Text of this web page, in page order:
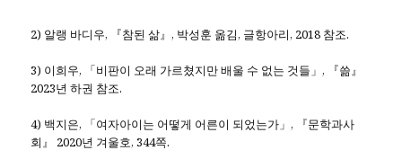
2) 알랭 바디우, 『참된 삶』, 박성훈 옮김, 글항아리, 2018 참조.
3) 이희우, 「비판이 오래 가르쳤지만 배울 수 없는 것들」, 『쓺』
2023년 하권 참조.
4) 백지은, 「여자아이는 어떻게 어른이 되었는가」, 『문학과사
회』 2020년 겨울호, 344쪽.